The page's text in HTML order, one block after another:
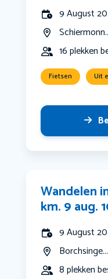
9 August
16 plekken
Fietsen Uit
Wandelen
km. 9 aug.
9 August
Borchsinge...
8 plekken